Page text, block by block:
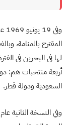
المقترح بالمنامة،
أربعة منتخبات هم:
السعودية ودولة قطر.